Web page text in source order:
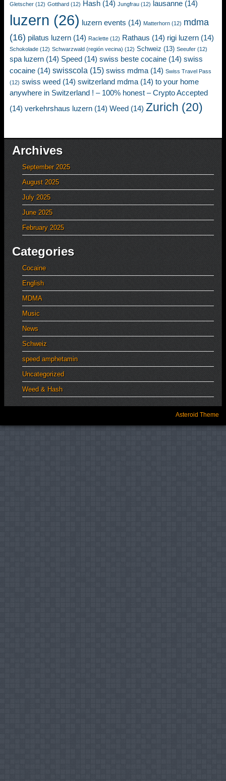
Gletscher (12) Gotthard (12) Hash (14) Jungfrau (12) lausanne (14)
luzern (26) luzern events (14) Matterhorn (12) mdma
(16) pilatus luzern (14) Raclette (12) Rathaus (14) rigi luzern (14)
Schokolade (12) Schwarzwald (región vecina) (12) Schweiz (13) Seeufer (12)
spa luzern (14) Speed (14) swiss beste cocaine (14) swiss
cocaine (14) swisscola (15) swiss mdma (14) Swiss Travel Pass
(12) swiss weed (14) switzerland mdma (14) to your home
anywhere in Switzerland ! – 100% honest – Crypto Accepted
(14) verkehrshaus luzern (14) Weed (14) Zurich (20)
Archives
September 2025
August 2025
July 2025
June 2025
February 2025
Categories
Cocaine
English
MDMA
Music
News
Schweiz
speed amphetamin
Uncategorized
Weed & Hash
Asteroid Theme